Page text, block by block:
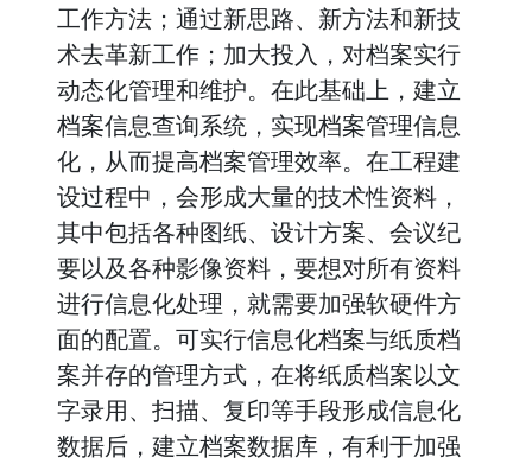
工作方法；通过新思路、新方法和新技
术去革新工作；加大投入，对档案实行
动态化管理和维护。在此基础上，建立
档案信息查询系统，实现档案管理信息
化，从而提高档案管理效率。在工程建
设过程中，会形成大量的技术性资料，
其中包括各种图纸、设计方案、会议纪
要以及各种影像资料，要想对所有资料
进行信息化处理，就需要加强软硬件方
面的配置。可实行信息化档案与纸质档
案并存的管理方式，在将纸质档案以文
字录用、扫描、复印等手段形成信息化
数据后，建立档案数据库，有利于加强